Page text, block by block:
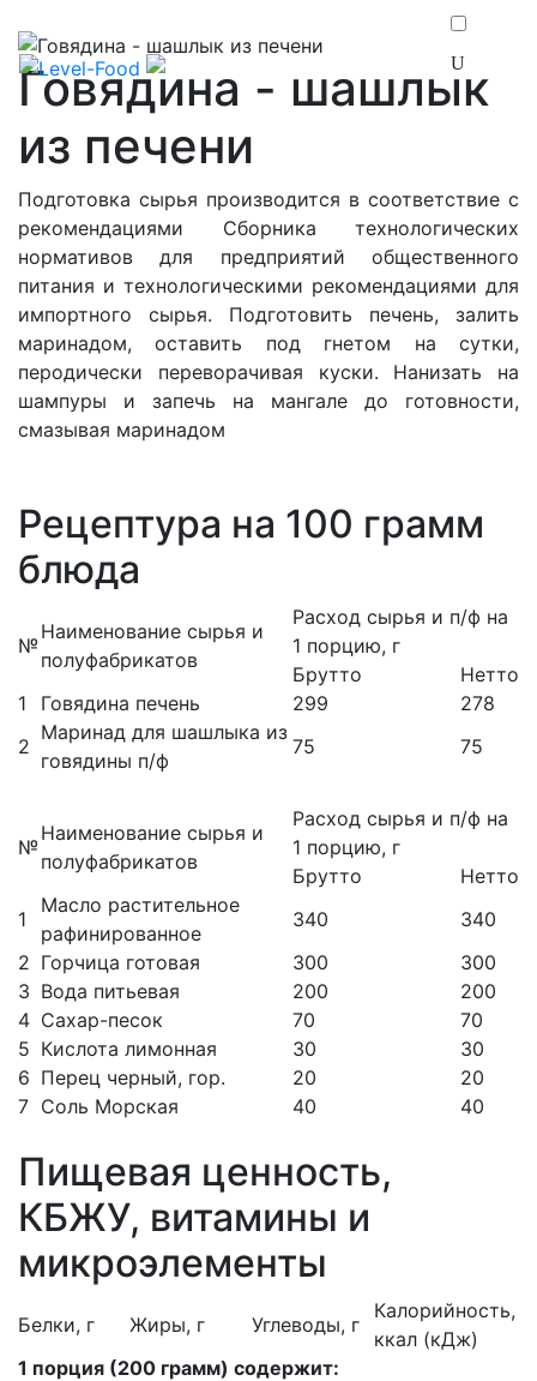
Говядина - шашлык
из печени
Подготовка сырья производится в соответствие с
рекомендациями Сборника технологических
нормативов для предприятий общественного
питания и технологическими рекомендациями для
импортного сырья. Подготовить печень, залить
маринадом, оставить под гнетом на сутки,
перодически переворачивая куски. Нанизать на
шампуры и запечь на мангале до готовности,
смазывая маринадом
Рецептура на 100 грамм
блюда
№
Наименование сырья и
полуфабрикатов
Расход сырья и п/ф на
1 порцию, г
Брутто
Нетто
1
Говядина печень 299
278
2
Маринад для шашлыка из
говядины п/ф
75 75
№
Наименование сырья и
полуфабрикатов
Расход сырья и п/ф на
1 порцию, г
Брутто
Нетто
1
Масло растительное
рафинированное
340
340
2 Горчица готовая 300
300
3 Вода питьевая 200
200
4 Сахар-песок 70
70
5 Кислота лимонная 30
30
6 Перец черный, гор. 20
20
7 Соль Морская 40 40
Пищевая ценность,
КБЖУ, витамины и
микроэлементы
Белки, г Жиры, г Углеводы, г
Калорийность,
ккал (кДж)
1 порция (200 грамм) содержит: